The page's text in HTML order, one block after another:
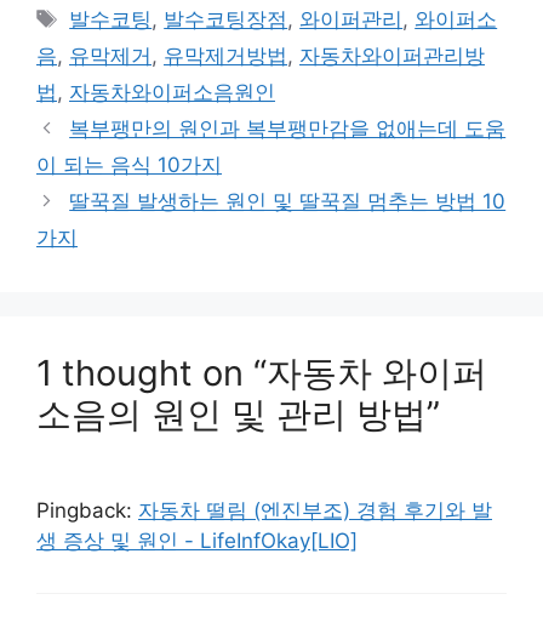
Tags
발수코팅 , 발수코팅장점 , 와이퍼관리 , 와이퍼소
음, 유막제거 , 유막제거방법 , 자동차와이퍼관리방
법 , 자동차와이퍼소음원인
복부팽만의 원인과 복부팽만감을 없애는데 도움
이 되는 음식 10가지
딸꾹질 발생하는 원인 및 딸꾹질 멈추는 방법 10
가지
1 thought on “자동차 와이퍼
소음의 원인 및 관리 방법”
Pingback: 자동차 떨림 (엔진부조) 경험 후기와 발
생 증상 및 원인 - LifeInfOkay[LIO]